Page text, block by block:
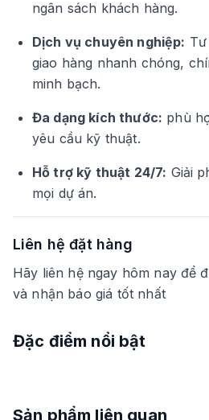
ngân sách khách hàng.
Dịch vụ chuyên nghiệp:
giao hàng nhanh chóng,
minh bạch.
Đa dạng kích thước: phù
yêu cầu kỹ thuật.
Hỗ trợ kỹ thuật 24/7: Giải
mọi dự án.
Liên hệ đặt hàng
Hãy liên hệ ngay hôm nay để
và nhận báo giá tốt nhất
Đặc điểm nổi bật
Sản phẩm liên quan